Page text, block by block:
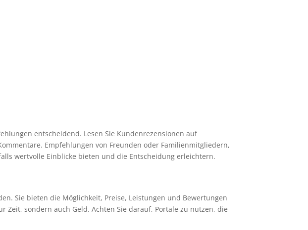
entscheidend. Lesen Sie Kundenrezensionen auf
Empfehlungen von Freunden oder Familienmitgliedern,
wertvolle Einblicke bieten und die Entscheidung erleichtern.
Sie bieten die Möglichkeit, Preise, Leistungen und Bewertungen
sondern auch Geld. Achten Sie darauf, Portale zu nutzen, die